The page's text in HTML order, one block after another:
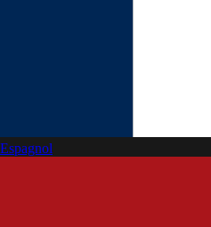
Espagnol